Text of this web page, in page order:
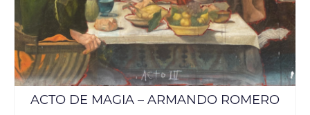
ACTO DE MAGIA – ARMANDO ROMERO